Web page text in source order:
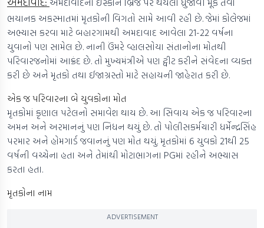
ભયાનક અકસ્માતમાં મૃતકોની વિગતો સામે આવી રહી છે. જેમાં કોલેજમાં
અભ્યાસ કરવા માટે બહારગામથી અમદાવાદ આવેલા 21-22 વર્ષના
યુવાનો પણ સામેલ છે. નાની ઉંમરે વ્હાલસોયા સંતાનોના મોતથી
પરિવારજનોમાં આક્રંદ છે. તો મુખ્યમંત્રીએ પણ ટ્વીટ કરીને સંવેદના વ્યક્ત
કરી છે અને મૃતકો તથા ઈજાગ્રસ્તો માટે સહાયની જાહેરાત કરી છે.
એક જ પરિવારના બે યુવકોના મોત
મૃતકોમાં કૃણાલ પટેલનો સમાવેશ થાય છે. આ સિવાય એક જ પરિવારના
અમન અને અરમાનનું પણ નિધન થયું છે. તો પોલીસકર્મચારી ધર્મેન્દ્રસિંહ
પરમાર અને હોમગાર્ડ જવાનનું પણ મોત થયું. મૃતકોમાં 6 યુવકો 21થી 25
વર્ષની વચ્ચેના હતા અને તેમાંથી મોટાભાગના PGમાં રહીને અભ્યાસ
કરતા હતા.
મૃતકોના નામ
ADVERTISEMENT